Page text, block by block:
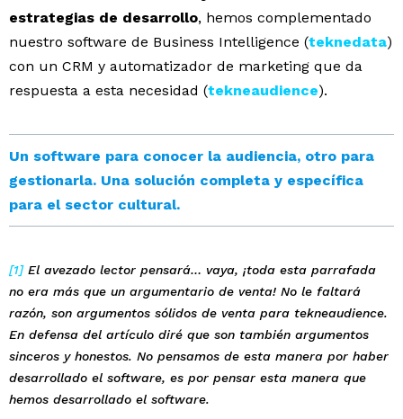
estrategias de desarrollo, hemos complementado
nuestro software de Business Intelligence (teknedata)
con un CRM y automatizador de marketing que da
respuesta a esta necesidad (tekneaudience).
Un software para conocer la audiencia, otro para
gestionarla. Una solución completa y específica
para el sector cultural.
[1]El avezado lector pensará… vaya, ¡toda esta parrafada
no era más que un argumentario de venta! No le faltará
razón, son argumentos sólidos de venta para tekneaudience.
En defensa del artículo diré que son también argumentos
sinceros y honestos. No pensamos de esta manera por haber
desarrollado el software, es por pensar esta manera que
hemos desarrollado el software.